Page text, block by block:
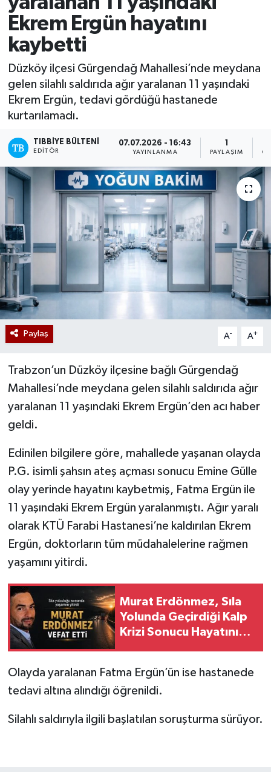
Ekrem Ergün hayatını
kaybetti
Düzköy ilçesi Gürgendağ Mahallesi’nde meydana
gelen silahlı saldırıda ağır yaralanan 11 yaşındaki
Ekrem Ergün, tedavi gördüğü hastanede
kurtarılamadı.
TIBBIYE BÜLTENI
EDITÖR
07.07.2026 - 16:43
YAYINLANMA PAYLAŞIM
Paylaş A- A+
Trabzon’un Düzköy ilçesine bağlı Gürgendağ
Mahallesi’nde meydana gelen silahlı saldırıda ağır
yaralanan 11 yaşındaki Ekrem Ergün’den acı haber
geldi.
Edinilen bilgilere göre, mahallede yaşanan olayda
P.G. isimli şahsın ateş açması sonucu Emine Gülle
olay yerinde hayatını kaybetmiş, Fatma Ergün ile
11 yaşındaki Ekrem Ergün yaralanmıştı. Ağır yaralı
olarak KTÜ Farabi Hastanesi’ne kaldırılan Ekrem
Ergün, doktorların tüm müdahalelerine rağmen
yaşamını yitirdi.
Murat Erdönmez, Sıla
Yolunda Geçirdiği Kalp
Krizi Sonucu Hayatını
Olayda yaralanan Fatma Ergün’ün ise hastanede
tedavi altına alındığı öğrenildi.
Silahlı saldırıyla ilgili başlatılan soruşturma sürüyor.
Mevzuat